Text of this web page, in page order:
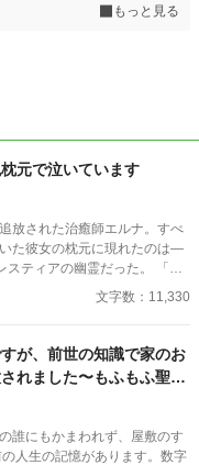
もっと見る
元で泣いています
放された治癒師エルナ。すべ
た彼女の枕元に現れたのは―
ィアの幽霊だった。 「お
瞬間、
っ取られていた。しかも完全
だが、無口な騎士団長ロルフ
してきた神殿の闇と、自分の
。けれど、
元敵、そして訳あり騎士団
、偽りの奇跡を暴き、奪われ
文字数：11,330
が、前世の知識で家のお
れました〜もふもふ聖獣
出ます〜
誰にもかまわれず、屋敷のす
人生の記憶があります。数字